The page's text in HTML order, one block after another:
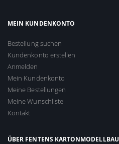
MEIN KUNDENKONTO
Bestellung suchen
Kundenkonto erstellen
Anmelden
Mein Kundenkonto
Meine Bestellungen
Meine Wunschliste
Kontakt
ÜBER FENTENS KARTONMODELLBAU